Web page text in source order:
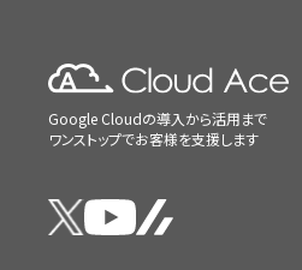
Google Cloudの導入から活用まで
ワンストップでお客様を支援します